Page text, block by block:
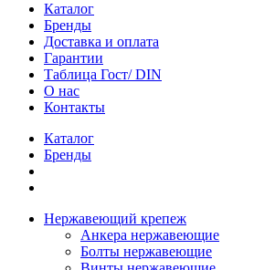
Каталог
Бренды
Доставка и оплата
Гарантии
Таблица Гост/ DIN
О нас
Контакты
Каталог
Бренды
Нержавеющий крепеж
Анкера нержавеющие
Болты нержавеющие